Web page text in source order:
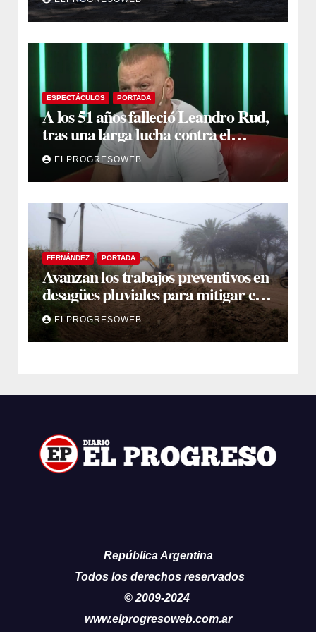
primeros trabajos
ESPECTÁCULOS PORTADA
A los 51 años falleció Leandro Rud,
tras una larga lucha contra el
cáncer
ELPROGRESOWEB
FERNÁNDEZ PORTADA
Avanzan los trabajos preventivos en
desagües pluviales para mitigar el
impacto de la temporada de lluvias
ELPROGRESOWEB
República Argentina
Todos los derechos reservados
© 2009-2024
www.elprogresoweb.com.ar